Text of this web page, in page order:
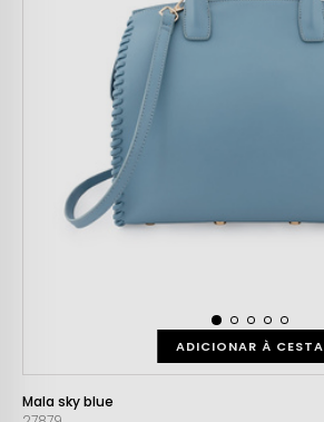
ADICIONAR À CESTA
Mala sky blue